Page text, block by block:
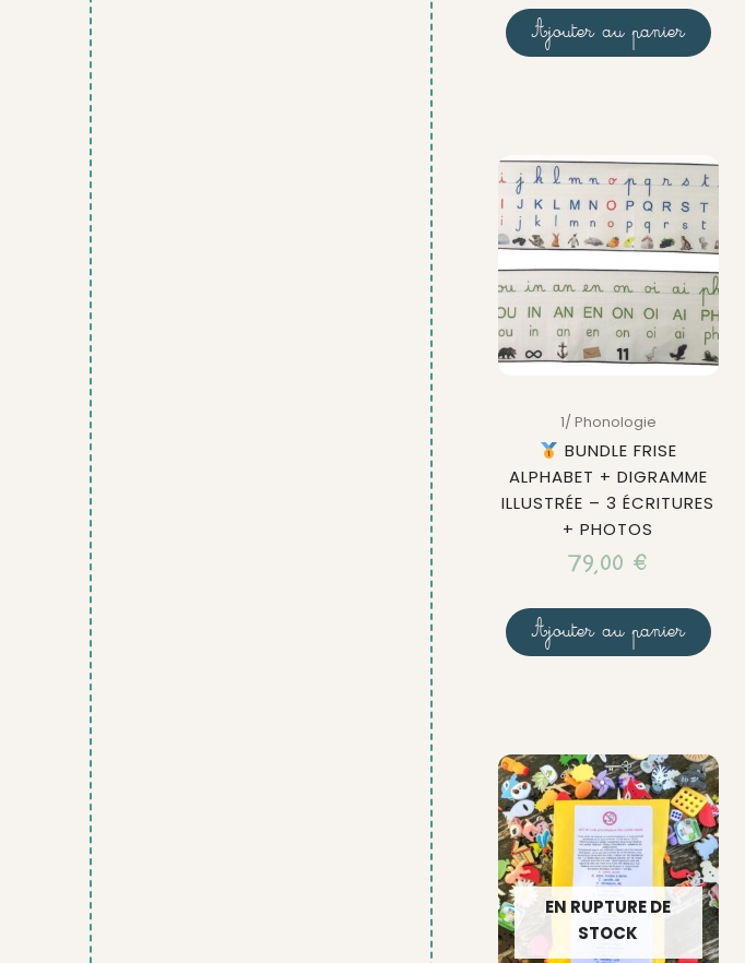
Ajouter au panier
1/ Phonologie
BUNDLE FRISE
ALPHABET + DIGRAMME
ILLUSTRÉE – 3 ÉCRITURES
+ PHOTOS
79,00 €
Ajouter au panier
EN RUPTURE DE
STOCK